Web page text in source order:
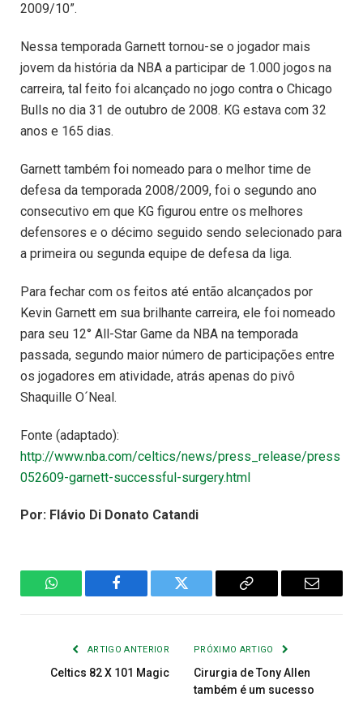
2009/10”.
Nessa temporada Garnett tornou-se o jogador mais
jovem da história da NBA a participar de 1.000 jogos na
carreira, tal feito foi alcançado no jogo contra o Chicago
Bulls no dia 31 de outubro de 2008. KG estava com 32
anos e 165 dias.
Garnett também foi nomeado para o melhor time de
defesa da temporada 2008/2009, foi o segundo ano
consecutivo em que KG figurou entre os melhores
defensores e o décimo seguido sendo selecionado para
a primeira ou segunda equipe de defesa da liga.
Para fechar com os feitos até então alcançados por
Kevin Garnett em sua brilhante carreira, ele foi nomeado
para seu 12° All-Star Game da NBA na temporada
passada, segundo maior número de participações entre
os jogadores em atividade, atrás apenas do pivô
Shaquille O´Neal.
Fonte (adaptado):
http://www.nba.com/celtics/news/press_release/press
052609-garnett-successful-surgery.html
Por: Flávio Di Donato Catandi
WhatsAppFacebook Twitter
Copiar
E-
ARTIGO ANTERIOR
Celtics 82 X 101 Magic
PRÓXIMO ARTIGO
Cirurgia de Tony Allen
também é um sucesso